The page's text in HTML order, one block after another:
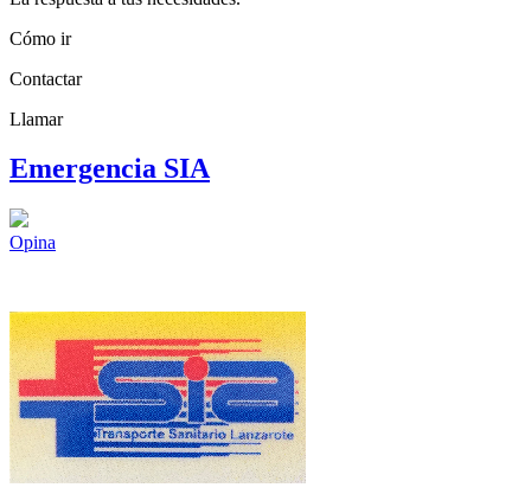
Cómo ir
Contactar
Llamar
Emergencia SIA
Opina